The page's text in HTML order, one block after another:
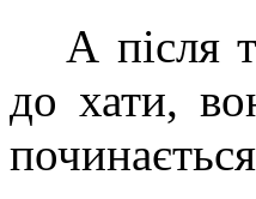
А після
до хати,